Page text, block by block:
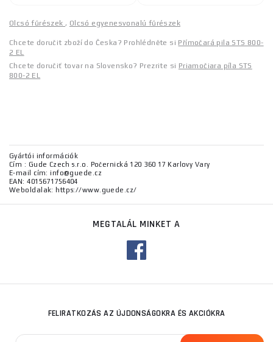
Olcsó fűrészek, Olcsó egyenesvonalú fűrészek
Chcete doručit zboží do Česka? Prohlédněte si Přímočará pila STS 800-
2 EL
Chcete doručiť tovar na Slovensko? Prezrite si Priamočiara píla STS
800-2 EL
Gyártói információk
Cím : Gude Czech s.r.o. Počernická 120 360 17 Karlovy Vary
E-mail cím: info@guede.cz
EAN: 4015671756404
Weboldalak: https://www.guede.cz/
MEGTALÁL MINKET A
FELIRATKOZÁS AZ ÚJDONSÁGOKRA ÉS AKCIÓKRA